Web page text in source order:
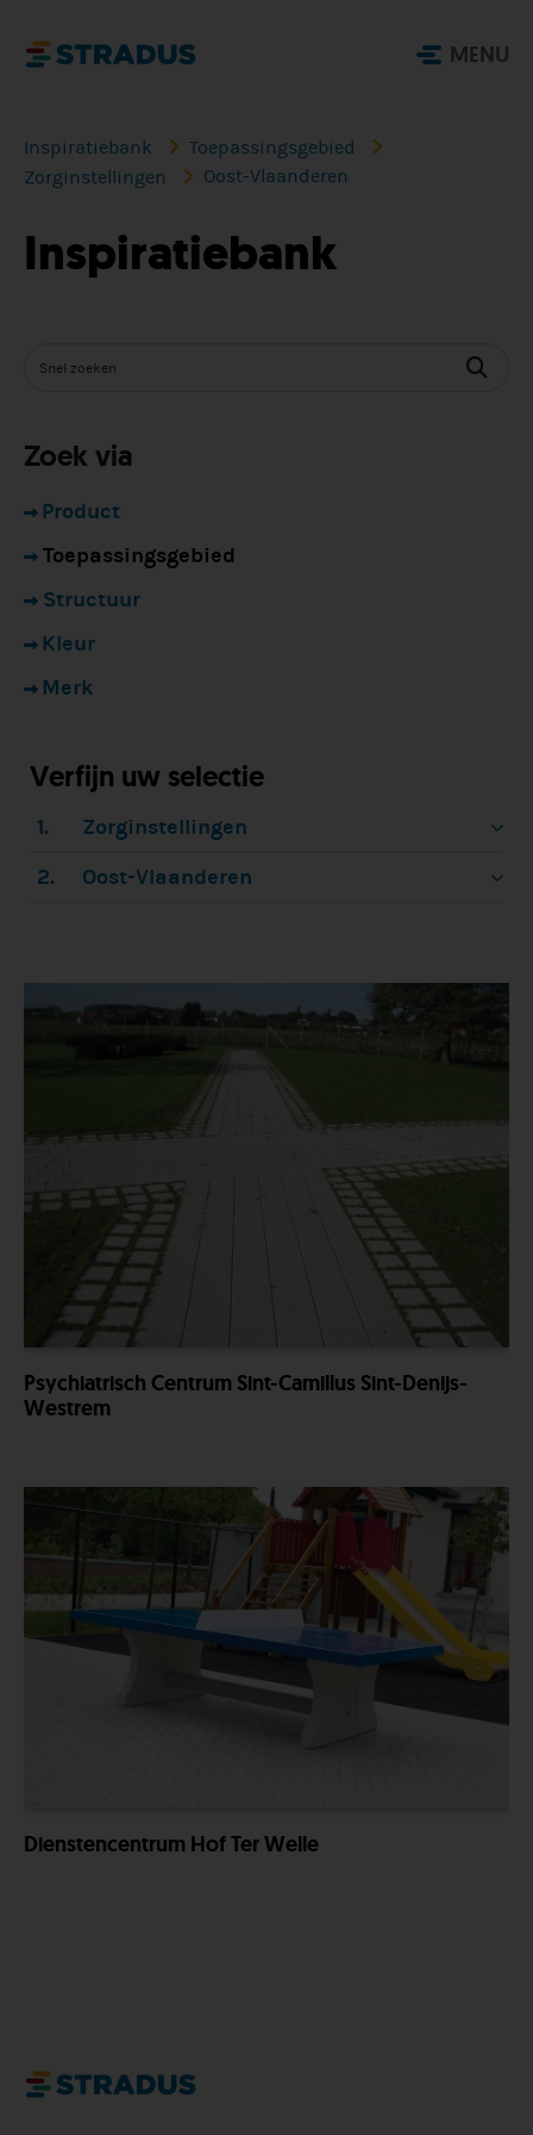
MENU
Inspiratiebank
Toepassingsgebied
Zorginstellingen
Oost-Vlaanderen
Inspiratiebank
Zoek via
Product
Toepassingsgebied
Structuur
Kleur
Merk
Verfijn uw selectie
1.
Zorginstellingen
2.
Oost-Vlaanderen
Psychiatrisch Centrum Sint-Camillus Sint-Denijs-
Westrem
Dienstencentrum Hof Ter Welle